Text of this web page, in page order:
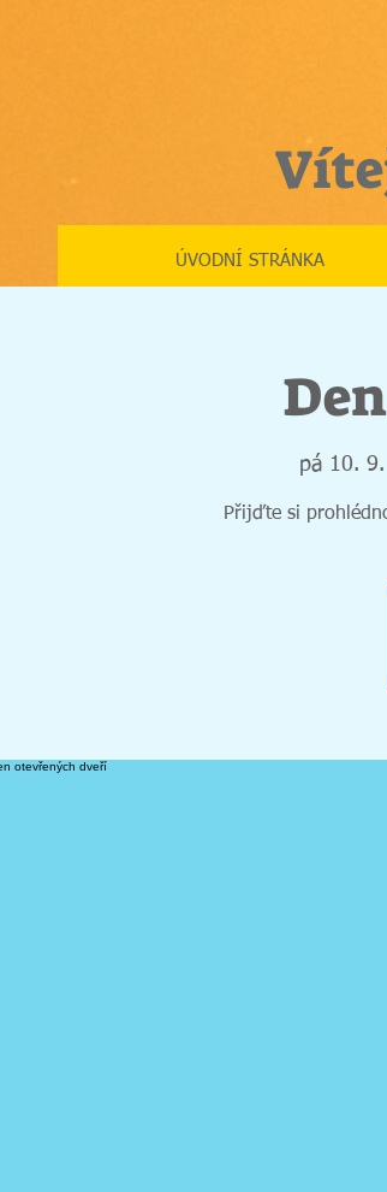
ÚVODNÍ STRÁNKA
pá 10. 9.
Přijďte si